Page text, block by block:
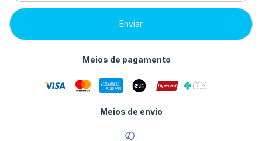
Meios de pagamento
Meios de envio